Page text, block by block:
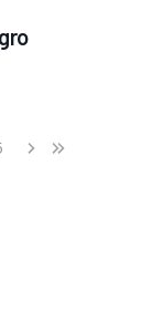
›Next
»
Last